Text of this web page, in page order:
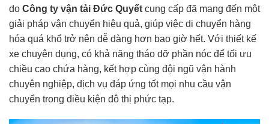
do Công ty vận tải Đức Quyết cung cấp đã mang đến một
giải pháp vận chuyển hiệu quả, giúp việc di chuyển hàng
hóa quá khổ trở nên dễ dàng hơn bao giờ hết. Với thiết kế
xe chuyên dụng, có khả năng tháo dỡ phần nóc để tối ưu
chiều cao chứa hàng, kết hợp cùng đội ngũ vận hành
chuyên nghiệp, dịch vụ đáp ứng tốt mọi nhu cầu vận
chuyển trong điều kiện đô thị phức tạp.